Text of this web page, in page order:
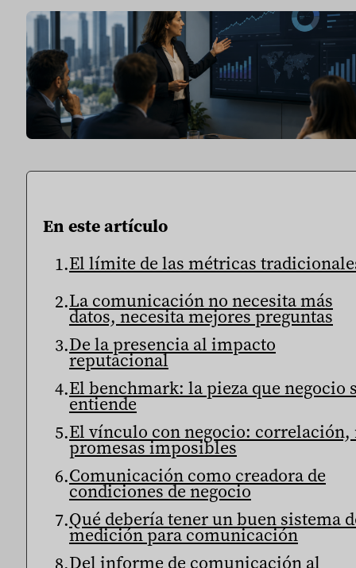
En este artículo
El límite de las métricas
La comunicación no necesita más
datos, necesita mejores preguntas
De la presencia al impacto
reputacional
El benchmark: la pieza que negocio
entiende
El vínculo con negocio: correlación,
promesas imposibles
Comunicación como creadora de
condiciones de negocio
Qué debería tener un buen sistema
medición para comunicación
Del informe de comunicación al